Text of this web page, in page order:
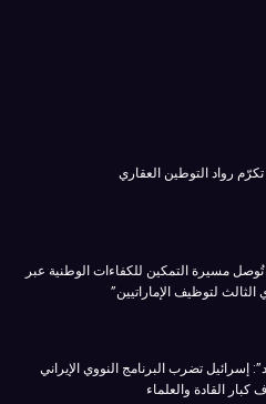
رواد التوطين العقاري
مسيرة التمكين للكفاءات الوطنية عبر
الثالث لتوظيف الإماراتيين”
إسرائيل تضرب البرنامج النووي الإيراني
كبار القادة والعلماء